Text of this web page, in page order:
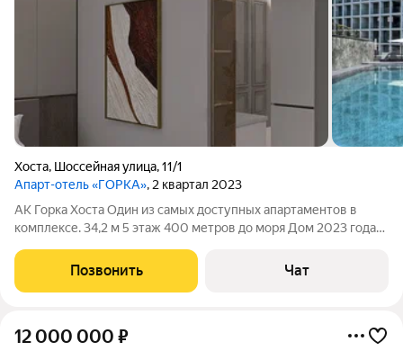
Хоста, Шоссейная улица,11/1
Апарт-отель «ГОРКА», 2 квартал 2023
АК Горка Хоста Один из самых доступных апартаментов в
комплексе. 34,2 м 5 этаж 400 метров до моря Дом 2023 года
SPA-зоной, тренажёрным залом, кафе и подземным
паркингом. Хоста один из самых
Позвонить Чат
12 000 000 ₽